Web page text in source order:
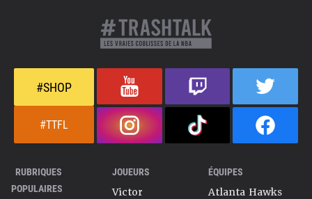
#SHOP
#TTFL
RUBRIQUES
POPULAIRES
JOUEURS
Victor
ÉQUIPES
Atlanta Hawks